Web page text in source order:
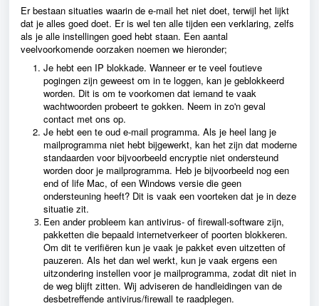
Er bestaan situaties waarin de e-mail het niet doet, terwijl het lijkt
dat je alles goed doet. Er is wel ten alle tijden een verklaring, zelfs
als je alle instellingen goed hebt staan. Een aantal
veelvoorkomende oorzaken noemen we hieronder;
Je hebt een IP blokkade. Wanneer er te veel foutieve
pogingen zijn geweest om in te loggen, kan je geblokkeerd
worden. Dit is om te voorkomen dat iemand te vaak
wachtwoorden probeert te gokken. Neem in zo'n geval
contact met ons op.
Je hebt een te oud e-mail programma. Als je heel lang je
mailprogramma niet hebt bijgewerkt, kan het zijn dat moderne
standaarden voor bijvoorbeeld encryptie niet ondersteund
worden door je mailprogramma. Heb je bijvoorbeeld nog een
end of life Mac, of een Windows versie die geen
ondersteuning heeft? Dit is vaak een voorteken dat je in deze
situatie zit.
Een ander probleem kan antivirus- of firewall-software zijn,
pakketten die bepaald internetverkeer of poorten blokkeren.
Om dit te verifiëren kun je vaak je pakket even uitzetten of
pauzeren. Als het dan wel werkt, kun je vaak ergens een
uitzondering instellen voor je mailprogramma, zodat dit niet in
de weg blijft zitten. Wij adviseren de handleidingen van de
desbetreffende antivirus/firewall te raadplegen.